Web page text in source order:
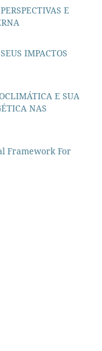
E
IMPACTOS
E SUA
NAS
Framework For